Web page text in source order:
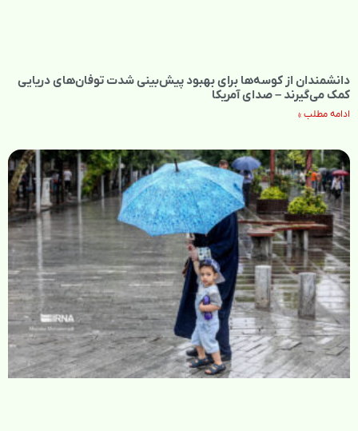
دانشمندان از کوسه‌ها برای بهبود پیش‌بینی شدت توفان‌های دریایی
کمک می‌گیرند – صدای آمریکا
ادامه مطلب »